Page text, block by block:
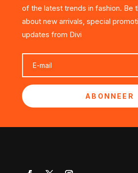
of the latest trends in fashion. Be
about new arrivals, special
updates from Divi
ABONNEER